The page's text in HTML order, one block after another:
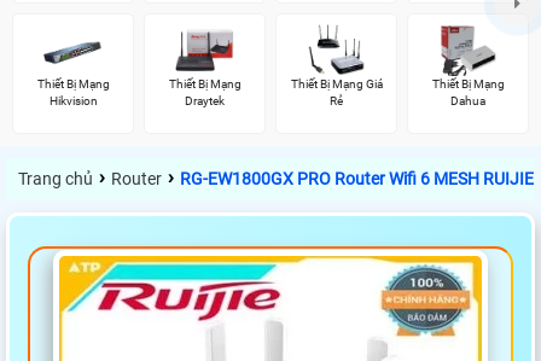
Thiết Bị Mạng
Hikvision
Thiết Bị Mạng
Draytek
Thiết Bị Mạng Giá
Rẻ
Thiết Bị Mạng
Dahua
Trang chủ › Router › RG-EW1800GX PRO Router Wifi 6 MESH RUIJIE